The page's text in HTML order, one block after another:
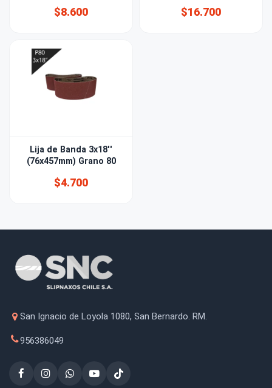
$8.600 $16.700
Lija de Banda 3x18''
(76x457mm) Grano 80
$4.700
San Ignacio de Loyola 1080, San Bernardo. RM.
956386049